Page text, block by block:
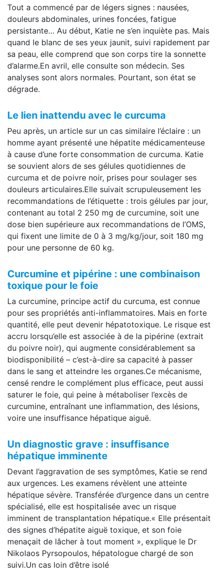
Tout a commencé par de légers signes : nausées,
douleurs abdominales, urines foncées, fatigue
persistante… Au début, Katie ne s’en inquiète pas. Mais
quand le blanc de ses yeux jaunit, suivi rapidement par
sa peau, elle comprend que son corps tire la sonnette
d’alarme.En avril, elle consulte son médecin. Ses
analyses sont alors normales. Pourtant, son état se
dégrade.
Le lien inattendu avec le curcuma
Peu après, un article sur un cas similaire l’éclaire : un
homme ayant présenté une hépatite médicamenteuse
à cause d’une forte consommation de curcuma. Katie
se souvient alors de ses gélules quotidiennes de
curcuma et de poivre noir, prises pour soulager ses
douleurs articulaires.Elle suivait scrupuleusement les
recommandations de l’étiquette : trois gélules par jour,
contenant au total 2 250 mg de curcumine, soit une
dose bien supérieure aux recommandations de l’OMS,
qui fixent une limite de 0 à 3 mg/kg/jour, soit 180 mg
pour une personne de 60 kg.
Curcumine et pipérine : une combinaison
toxique pour le foie
La curcumine, principe actif du curcuma, est connue
pour ses propriétés anti-inflammatoires. Mais en forte
quantité, elle peut devenir hépatotoxique. Le risque est
accru lorsqu’elle est associée à de la pipérine (extrait
du poivre noir), qui augmente considérablement sa
biodisponibilité – c’est-à-dire sa capacité à passer
dans le sang et atteindre les organes.Ce mécanisme,
censé rendre le complément plus efficace, peut aussi
saturer le foie, qui peine à métaboliser l’excès de
curcumine, entraînant une inflammation, des lésions,
voire une insuffisance hépatique aiguë.
Un diagnostic grave : insuffisance
hépatique imminente
Devant l’aggravation de ses symptômes, Katie se rend
aux urgences. Les examens révèlent une atteinte
hépatique sévère. Transférée d’urgence dans un centre
spécialisé, elle est hospitalisée avec un risque
imminent de transplantation hépatique.« Elle présentait
des signes d’hépatite aiguë toxique, et son foie
menaçait de lâcher à tout moment », explique le Dr
Nikolaos Pyrsopoulos, hépatologue chargé de son
suivi.Un cas loin d’être isolé